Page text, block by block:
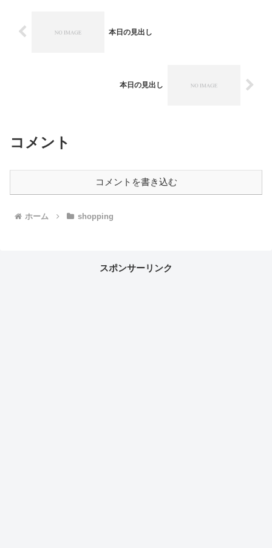
本日の見出し
本日の見出し
コメント
コメントを書き込む
ホーム shopping
スポンサーリンク